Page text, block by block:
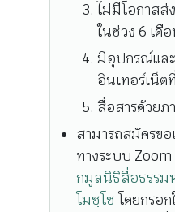
ไม่มีโอกาสส่
ในช่วง 6 เดื
มีอุปกรณ์แ
อินเทอร์เน็ต
สื่อสารด้วยภ
สามารถสมัครขอ
ทางระบบ
กมูลนิธิสื่อธรรม
โมชฺโช โดยกรอ